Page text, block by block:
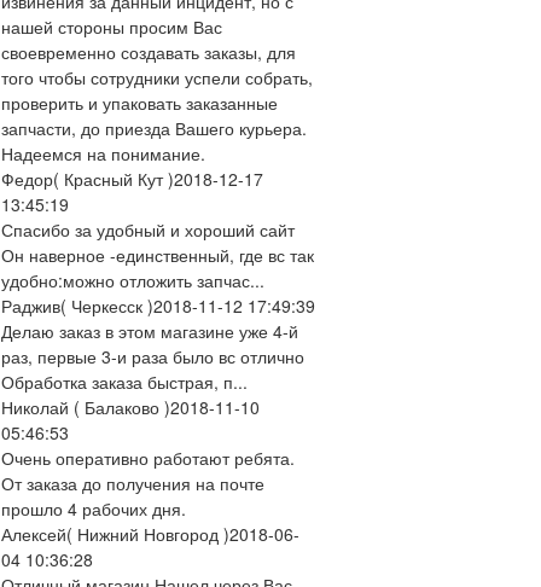
нашей стороны просим Вас
своевременно создавать заказы, для
того чтобы сотрудники успели собрать,
проверить и упаковать заказанные
запчасти, до приезда Вашего курьера.
Надеемся на понимание.
Федор( Красный Кут )2018-12-17
13:45:19
Спасибо за удобный и хороший сайт
Он наверное -единственный, где вс так
удобно:можно отложить запчас...
Раджив( Черкесск )2018-11-12 17:49:39
Делаю заказ в этом магазине уже 4-й
раз, первые 3-и раза было вс отлично
Обработка заказа быстрая, п...
Николай ( Балаково )2018-11-10
05:46:53
Очень оперативно работают ребята.
От заказа до получения на почте
прошло 4 рабочих дня.
Алексей( Нижний Новгород )2018-06-
04 10:36:28